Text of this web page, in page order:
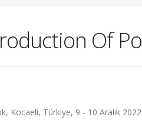
Of
Kocaeli, Türkiye, 9 - 10 Aralık